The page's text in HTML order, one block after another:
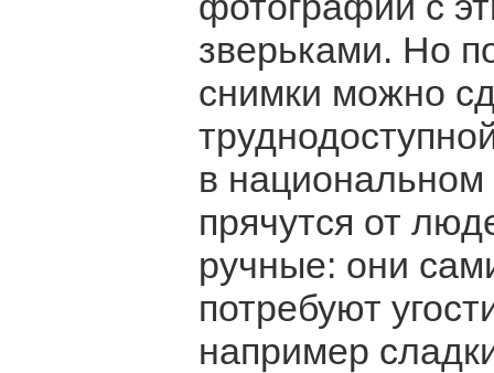
зверьками. Но
снимки можно
в
прячутся от
ручные: они
потребуют
например